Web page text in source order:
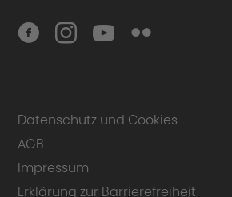
Datenschutz und Cookies
AGB
Impressum
Erklärung zur Barrierefreiheit